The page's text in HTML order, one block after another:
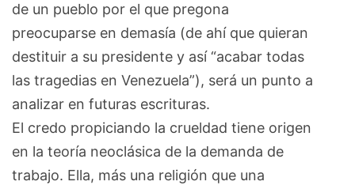
de un pueblo por el que pregona
preocuparse en demasía (de ahí que quieran
destituir a su presidente y así “acabar todas
las tragedias en Venezuela”), será un punto a
analizar en futuras escrituras.
El credo propiciando la crueldad tiene origen
en la teoría neoclásica de la demanda de
trabajo. Ella, más una religión que una